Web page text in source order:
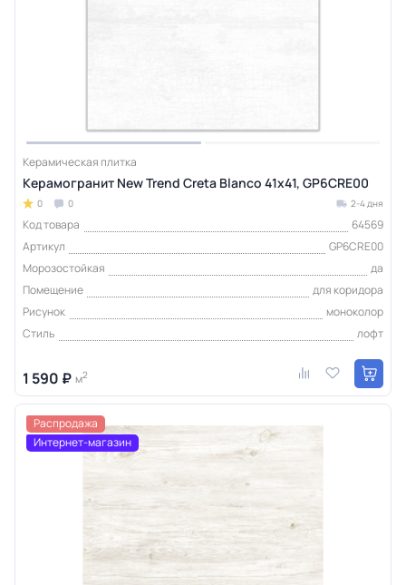
Керамическая плитка
Керамогранит New Trend Creta Blanco 41x41, GP6CRE00
0 0 2-4 дня
Код товара
64569
Артикул
GP6CRE00
Морозостойкая
да
Помещение
для коридора
Рисунок
моноколор
Стиль
лофт
1 590 ₽ м2
Распродажа
Интернет-магазин